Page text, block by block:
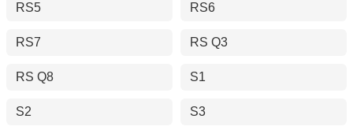
RS5 RS6
RS7 RS Q3
RS Q8 S1
S2 S3